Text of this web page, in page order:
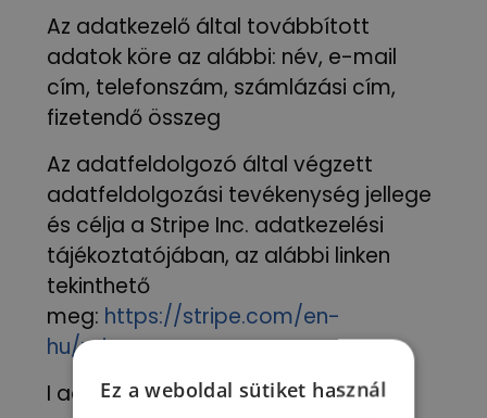
Az adatkezelő által továbbított
adatok köre az alábbi: név, e-mail
cím, telefonszám, számlázási cím,
fizetendő összeg
Az adatfeldolgozó által végzett
adatfeldolgozási tevékenység jellege
és célja a Stripe Inc. adatkezelési
tájékoztatójában, az alábbi linken
tekinthető
meg: https://stripe.com/en-
hu/privacy
I acknowledge that the following
Ez a weboldal sütiket használ